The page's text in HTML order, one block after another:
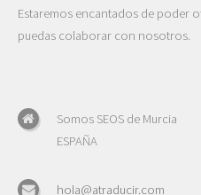
Estaremos encantados de poder
puedas colaborar con nosotros.
Somos SEOS de Murcia
ESPAÑA
hola@atraducir.com